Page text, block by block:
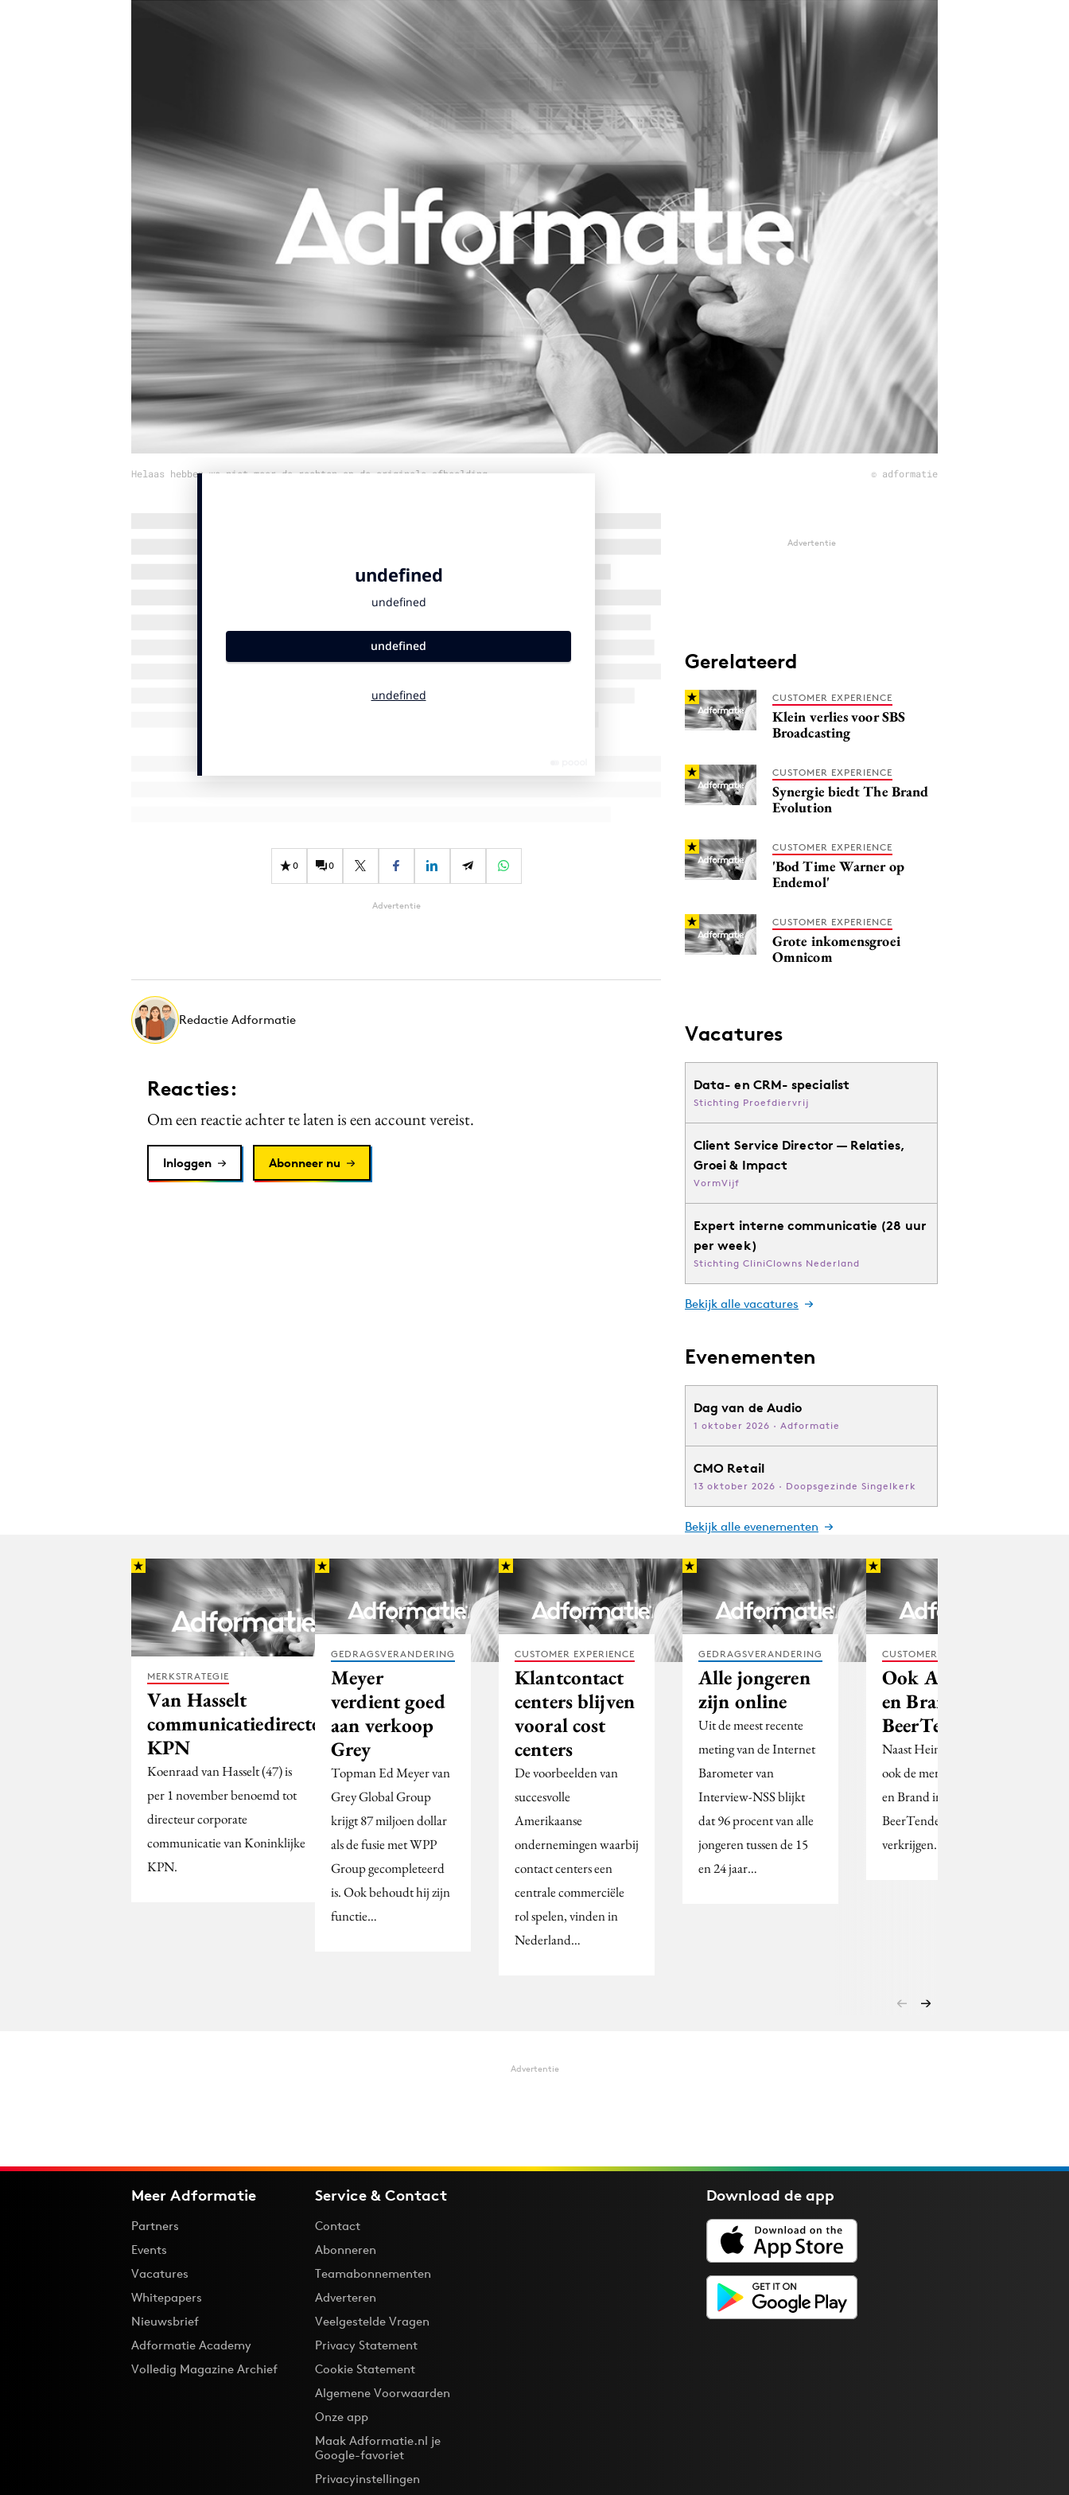
Influencer marketing
Interne communicatie
Purpose Marketing
Reputatie & crisis
Helaas hebben we niet meer de rechten op de originele afbeelding © adformatie
0 0
Advertentie
Redactie Adformatie
Reacties:
Om een reactie achter te laten is een account vereist.
Inloggen Abonneer nu
Advertentie
Gerelateerd
CUSTOMER EXPERIENCE
Klein verlies voor SBS
Broadcasting
CUSTOMER EXPERIENCE
Synergie biedt The Brand
Evolution
CUSTOMER EXPERIENCE
'Bod Time Warner op
Endemol'
CUSTOMER EXPERIENCE
Grote inkomensgroei
Omnicom
Vacatures
Data- en CRM- specialist
Stichting Proefdiervrij
Client Service Director — Relaties,
Groei & Impact
VormVijf
Expert interne communicatie (28 uur
per week)
Stichting CliniClowns Nederland
Bekijk alle vacatures
Evenementen
Dag van de Audio
1 oktober 2026 · Adformatie
CMO Retail
13 oktober 2026 · Doopsgezinde Singelkerk
Bekijk alle evenementen
MERKSTRATEGIE
Van Hasselt
communicatiedirecteur
KPN
Koenraad van Hasselt (47) is
per 1 november benoemd tot
directeur corporate
communicatie van Koninklijke
KPN.
GEDRAGSVERANDERING
Meyer
verdient goed
aan verkoop
Grey
Topman Ed Meyer van
Grey Global Group
krijgt 87 miljoen dollar
als de fusie met WPP
Group gecompleteerd
is. Ook behoudt hij zijn
functie…
CUSTOMER EXPERIENCE
Klantcontact
centers blijven
vooral cost
centers
De voorbeelden van
succesvolle
Amerikaanse
ondernemingen waarbij
contact centers een
centrale commerciële
rol spelen, vinden in
Nederland…
GEDRAGSVERANDERING
Alle jongeren
zijn online
Uit de meest recente
meting van de Internet
Barometer van
Interview-NSS blijkt
dat 96 procent van alle
jongeren tussen de 15
en 24 jaar…
CUSTOMER EXPERIENCE
Ook Amstel
en Brand in
BeerTender
Naast Heineken zijn nu
ook de merken Amstel
en Brand in speciale
BeerTender fustjes te
verkrijgen.
Advertentie
Meer Adformatie
Partners
Events
Vacatures
Whitepapers
Nieuwsbrief
Adformatie Academy
Volledig Magazine Archief
Service & Contact
Contact
Abonneren
Teamabonnementen
Adverteren
Veelgestelde Vragen
Privacy Statement
Cookie Statement
Algemene Voorwaarden
Onze app
Maak Adformatie.nl je
Google-favoriet
Privacyinstellingen
Download deapp